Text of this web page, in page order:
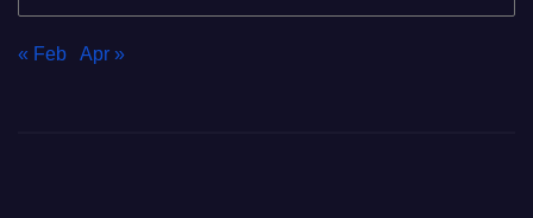
« Feb Apr »